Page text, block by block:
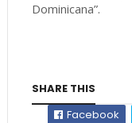
Dominicana”.
SHARE THIS
Facebook